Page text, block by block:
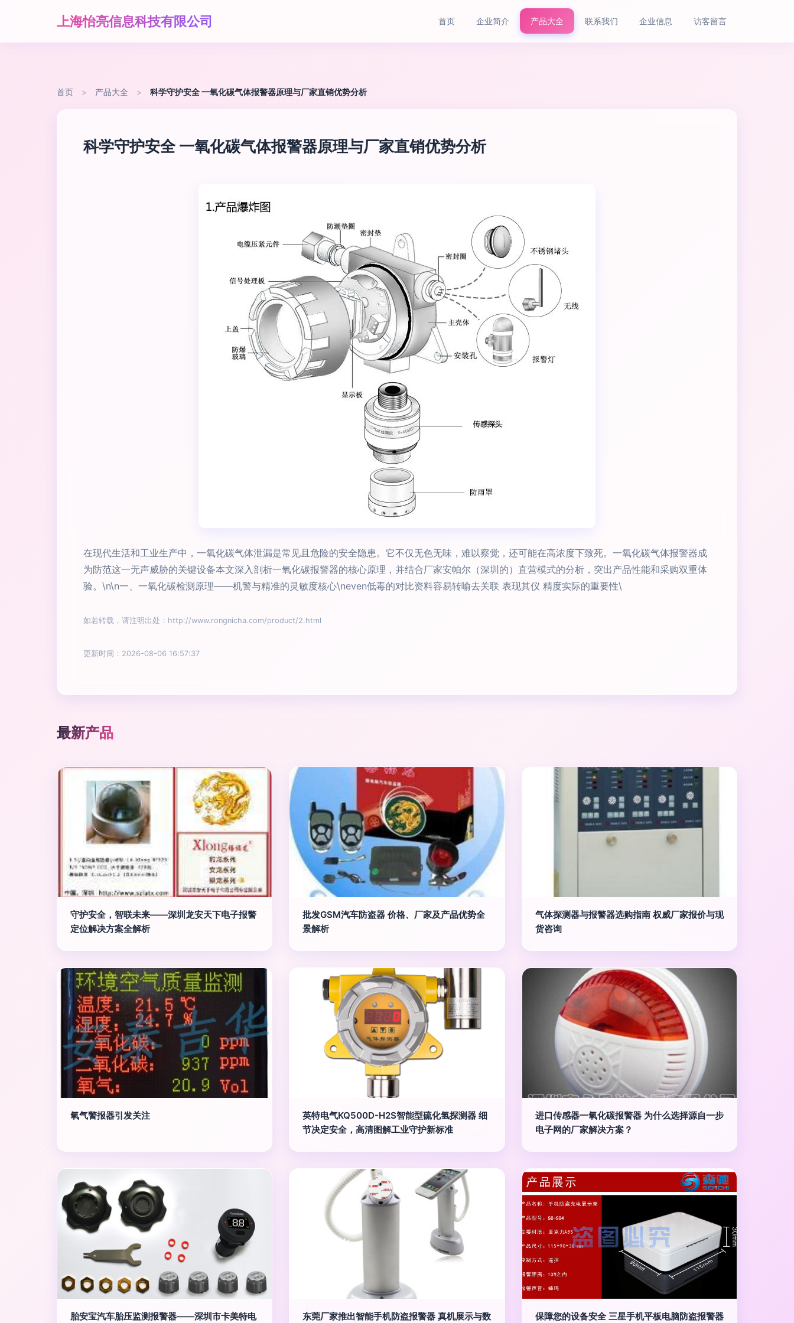
上海怡亮信息科技有限公司 首页 企业简介 产品大全 联系我们 企业信息 访客留言
首页 > 产品大全 > 科学守护安全 一氧化碳气体报警器原理与厂家直销优势分析
科学守护安全 一氧化碳气体报警器原理与厂家直销优势分析
在现代生活和工业生产中，一氧化碳气体泄漏是常见且危险的安全隐患。它不仅无色无味，难以察觉，还可能在高浓度下致死。一氧化碳气体报警器成
为防范这一无声威胁的关键设备本文深入剖析一氧化碳报警器的核心原理，并结合厂家安帕尔（深圳的）直营模式的分析，突出产品性能和采购双重体
验。\n\n一、一氧化碳检测原理——机警与精准的灵敏度核心\neven低毒的对比资料容易转喻去关联 表现其仪 精度实际的重要性\
如若转载，请注明出处：http://www.rongnicha.com/product/2.html
更新时间：2026-08-06 16:57:37
最新产品
守护安全，智联未来——深圳龙安天下电子报警
定位解决方案全解析
批发GSM汽车防盗器 价格、厂家及产品优势全
景解析
气体探测器与报警器选购指南 权威厂家报价与现
货咨询
氧气警报器引发关注
英特电气KQ500D-H2S智能型硫化氢探测器 细
节决定安全，高清图解工业守护新标准
进口传感器一氧化碳报警器 为什么选择源自一步
电子网的厂家解决方案？
胎安宝汽车胎压监测报警器——深圳市卡美特电 东莞厂家推出智能手机防盗报警器 真机展示与数 保障您的设备安全 三星手机平板电脑防盗报警器